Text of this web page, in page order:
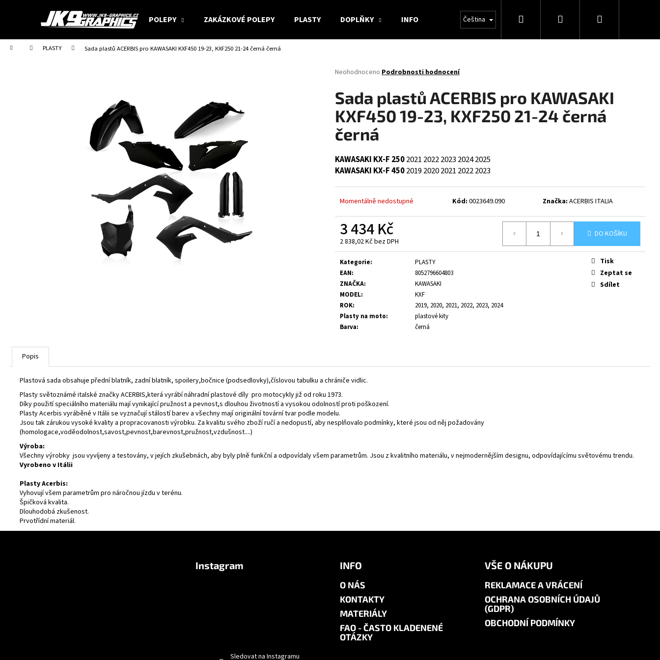
POLEPY ZAKÁZKOVÉ POLEPY PLASTY DOPLŇKY INFO Čeština Hledat PřihlášeníNákupní
Domů PLASTY Sada plastů ACERBIS pro KAWASAKI KXF450 19-23, KXF250 21-24 černá černá
Průměrné
produktu
je
0,0
5
hvězdiček.
Neohodnoceno Podrobnosti hodnocení
Sada plastů ACERBIS pro KAWASAKI
KXF450 19-23, KXF250 21-24 černá
černá
KAWASAKI KX-F 2502021 20222023 20242025
KAWASAKI KX-F 4502019 20202021 20222023
Momentálně nedostupné Kód: 0023649.090 Značka: ACERBIS ITALIA
3 434 Kč
2 838,02 Kč bez DPH
Měrná
cena:
DO KOŠÍKU
Kategorie:
PLASTY
EAN:
8052796604803
ZNAČKA:
KAWASAKI
MODEL:
KXF
ROK:
2019, 2020, 2021, 2022, 2023, 2024
Plasty na moto:
plastové kity
Barva: černá
Tisk
Zeptat se
Sdílet
Popis
Plastová sada obsahuje přední blatník, zadní blatník, spoilery,bočnice (podsedlovky),číslovou tabulku a chrániče vidlic.
Plasty světoznámé italské značky ACERBIS,která vyrábí náhradní plastové díly pro motocykly již od roku 1973.
Díky použití speciálního materiálu mají vynikající pružnost a pevnost,s dlouhou životností a vysokou odolností proti poškození.
Plasty Acerbis vyráběné v Itálii se vyznačují stálostí barev a všechny mají originální tovární tvar podle modelu.
Jsou tak zárukou vysoké kvality a propracovanosti výrobku. Za kvalitu svého zboží ručí a nedopustí, aby nesplňovalo podmínky, které jsou od něj požadovány
(homologace,voděodolnost,savost,pevnost,barevnost,pružnost,vzdušnost....)
Výroba:
Všechny výrobky jsou vyvíjeny a testovány, v jejích zkušebnách, aby byly plně funkční a odpovídaly všem parametrům. Jsou z kvalitního materiálu, v nejmodernějším designu, odpovídajícímu světovému trendu.
Vyrobeno v Itálii
Plasty Acerbis:
Vyhovují všem parametrům pro náročnou jízdu v terénu.
Špičková kvalita.
Dlouhodobá zkušenost.
Prvotřídní materiál.
í
Zpět
do
Zpět
do
Co potřebujete najít?
HLEDAT
Instagram
Sledovat na Instagramu
INFO
O NÁS
KONTAKTY
MATERIÁLY
FAQ - ČASTO KLADENENÉ
OTÁZKY
VŠE O NÁKUPU
REKLAMACE A VRÁCENÍ
OCHRANA OSOBNÍCH ÚDAJŮ
(GDPR)
OBCHODNÍ PODMÍNKY